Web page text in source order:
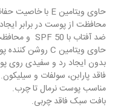
حاوی ویتامین E با خاصیت حفاظت در برابر آسیب های خورشید و آلودگی.
محافظت از پوست در برابر
ضد آفتاب با SPF 50 و محافظت قوی PA+++.
حاوی ویتامین C روشن کننده پوست.
بدون ایجاد رد و سفیدی روی
فاقد پارابن، سولفات و سیلیکون.
مناسب پوست نرمال تا چرب.
بافت سبک فاقد چربی.